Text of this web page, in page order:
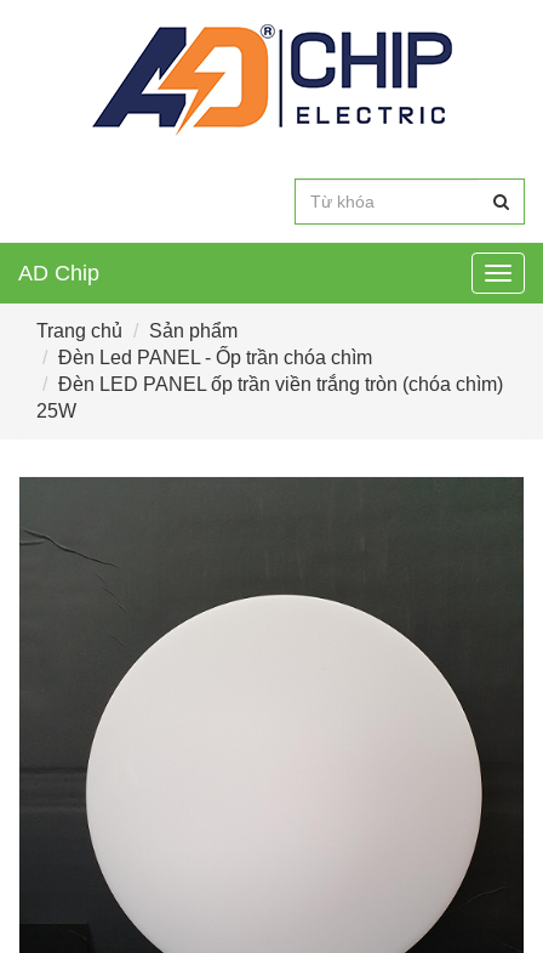
AD Chip
Trang chủ
Sản phẩm
Đèn Led PANEL - Ốp trần chóa chìm
Đèn LED PANEL ốp trần viền trắng tròn (chóa chìm)
25W